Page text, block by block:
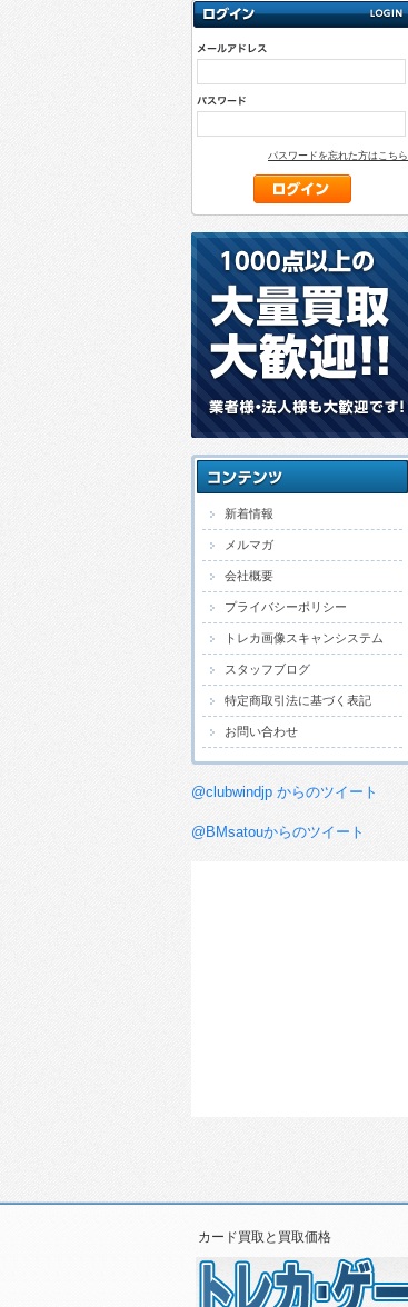
パスワードを忘れた方はこちら
新着情報
メルマガ
会社概要
プライバシーポリシー
トレカ画像スキャンシステム
スタッフブログ
特定商取引法に基づく表記
お問い合わせ
@clubwindjp からのツイート
@BMsatouからのツイート
カード買取と買取価格